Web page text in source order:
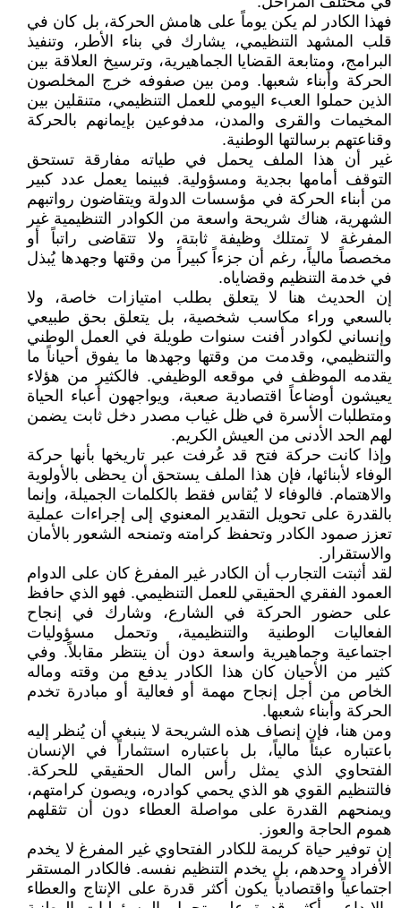
فهذا الكادر لم يكن يوماً على هامش الحركة، بل كان في
قلب المشهد التنظيمي، يشارك في بناء الأطر، وتنفيذ
البرامج، ومتابعة القضايا الجماهيرية، وترسيخ العلاقة بين
الحركة وأبناء شعبها. ومن بين صفوفه خرج المخلصون
الذين حملوا العبء اليومي للعمل التنظيمي، متنقلين بين
المخيمات والقرى والمدن، مدفوعين بإيمانهم بالحركة
وقناعتهم برسالتها الوطنية.
غير أن هذا الملف يحمل في طياته مفارقة تستحق
التوقف أمامها بجدية ومسؤولية. فبينما يعمل عدد كبير
من أبناء الحركة في مؤسسات الدولة ويتقاضون رواتبهم
الشهرية، هناك شريحة واسعة من الكوادر التنظيمية غير
المفرغة لا تمتلك وظيفة ثابتة، ولا تتقاضى راتباً أو
مخصصاً مالياً، رغم أن جزءاً كبيراً من وقتها وجهدها يُبذل
في خدمة التنظيم وقضاياه.
إن الحديث هنا لا يتعلق بطلب امتيازات خاصة، ولا
بالسعي وراء مكاسب شخصية، بل يتعلق بحق طبيعي
وإنساني لكوادر أفنت سنوات طويلة في العمل الوطني
والتنظيمي، وقدمت من وقتها وجهدها ما يفوق أحياناً ما
يقدمه الموظف في موقعه الوظيفي. فالكثير من هؤلاء
يعيشون أوضاعاً اقتصادية صعبة، ويواجهون أعباء الحياة
ومتطلبات الأسرة في ظل غياب مصدر دخل ثابت يضمن
لهم الحد الأدنى من العيش الكريم.
وإذا كانت حركة فتح قد عُرفت عبر تاريخها بأنها حركة
الوفاء لأبنائها، فإن هذا الملف يستحق أن يحظى بالأولوية
والاهتمام. فالوفاء لا يُقاس فقط بالكلمات الجميلة، وإنما
بالقدرة على تحويل التقدير المعنوي إلى إجراءات عملية
تعزز صمود الكادر وتحفظ كرامته وتمنحه الشعور بالأمان
والاستقرار.
لقد أثبتت التجارب أن الكادر غير المفرغ كان على الدوام
العمود الفقري الحقيقي للعمل التنظيمي. فهو الذي حافظ
على حضور الحركة في الشارع، وشارك في إنجاح
الفعاليات الوطنية والتنظيمية، وتحمل مسؤوليات
اجتماعية وجماهيرية واسعة دون أن ينتظر مقابلاً. وفي
كثير من الأحيان كان هذا الكادر يدفع من وقته وماله
الخاص من أجل إنجاح مهمة أو فعالية أو مبادرة تخدم
الحركة وأبناء شعبها.
ومن هنا، فإن إنصاف هذه الشريحة لا ينبغي أن يُنظر إليه
باعتباره عبئاً مالياً، بل باعتباره استثماراً في الإنسان
الفتحاوي الذي يمثل رأس المال الحقيقي للحركة.
فالتنظيم القوي هو الذي يحمي كوادره، ويصون كرامتهم،
ويمنحهم القدرة على مواصلة العطاء دون أن تثقلهم
هموم الحاجة والعوز.
إن توفير حياة كريمة للكادر الفتحاوي غير المفرغ لا يخدم
الأفراد وحدهم، بل يخدم التنظيم نفسه. فالكادر المستقر
اجتماعياً واقتصادياً يكون أكثر قدرة على الإنتاج والعطاء